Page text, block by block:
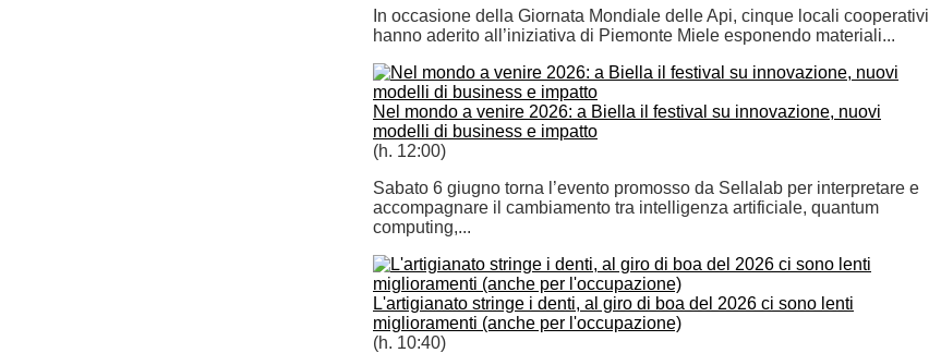
In occasione della Giornata Mondiale delle Api, cinque locali cooperativi
hanno aderito all’iniziativa di Piemonte Miele esponendo materiali...
Nel mondo a venire 2026: a Biella il festival su innovazione, nuovi
modelli di business e impatto
(h. 12:00)
Sabato 6 giugno torna l’evento promosso da Sellalab per interpretare e
accompagnare il cambiamento tra intelligenza artificiale, quantum
computing,...
L'artigianato stringe i denti, al giro di boa del 2026 ci sono lenti
miglioramenti (anche per l'occupazione)
(h. 10:40)